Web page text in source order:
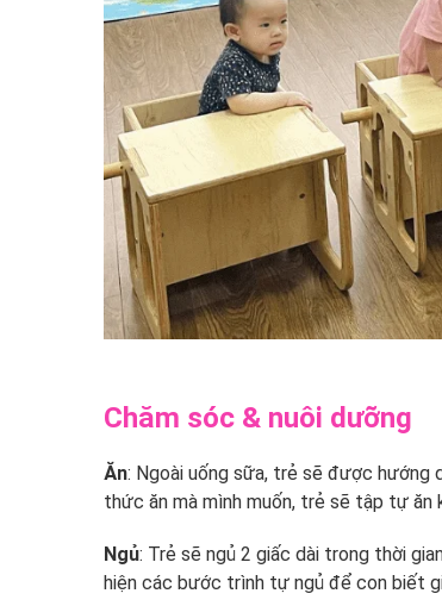
Chăm sóc & nuôi dưỡng
Ăn: Ngoài uống sữa, trẻ sẽ được
thức ăn mà mình muốn, trẻ sẽ tập tự ăn
Ngủ: Trẻ sẽ ngủ 2 giấc dài trong thời
hiện các bước trình tự ngủ để con biết